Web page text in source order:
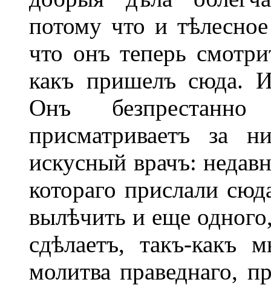
потому что и
что онъ теперь
какъ пришелъ сюда.
Онъ
присматриваетъ
искусный врачъ:
котораго прислали
вылѣчить и еще
сдѣлаетъ, такъ-какъ
молитва праведнаго,